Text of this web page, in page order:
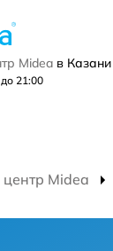
Midea в Казани
21:00
Midea